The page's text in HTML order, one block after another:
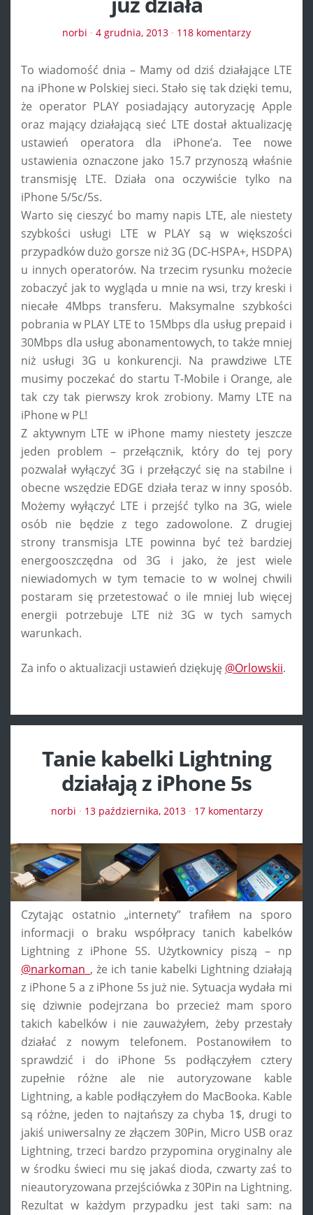
norbi · 4 grudnia, 2013 · 118 komentarzy
To wiadomość dnia – Mamy od dziś działające LTE
na iPhone w Polskiej sieci. Stało się tak dzięki temu,
że operator PLAY posiadający autoryzację Apple
oraz mający działającą sieć LTE dostał aktualizację
ustawień operatora dla iPhone’a. Tee nowe
ustawienia oznaczone jako 15.7 przynoszą właśnie
transmisję LTE. Działa ona oczywiście tylko na
iPhone 5/5c/5s.
Warto się cieszyć bo mamy napis LTE, ale niestety
szybkości usługi LTE w PLAY są w większości
przypadków dużo gorsze niż 3G (DC-HSPA+, HSDPA)
u innych operatorów. Na trzecim rysunku możecie
zobaczyć jak to wygląda u mnie na wsi, trzy kreski i
niecałe 4Mbps transferu. Maksymalne szybkości
pobrania w PLAY LTE to 15Mbps dla usług prepaid i
30Mbps dla usług abonamentowych, to także mniej
niż usługi 3G u konkurencji. Na prawdziwe LTE
musimy poczekać do startu T-Mobile i Orange, ale
tak czy tak pierwszy krok zrobiony. Mamy LTE na
iPhone w PL!
Z aktywnym LTE w iPhone mamy niestety jeszcze
jeden problem – przełącznik, który do tej pory
pozwalał wyłączyć 3G i przełączyć się na stabilne i
obecne wszędzie EDGE działa teraz w inny sposób.
Możemy wyłączyć LTE i przejść tylko na 3G, wiele
osób nie będzie z tego zadowolone. Z drugiej
strony transmisja LTE powinna być też bardziej
energooszczędna od 3G i jako, że jest wiele
niewiadomych w tym temacie to w wolnej chwili
postaram się przetestować o ile mniej lub więcej
energii potrzebuje LTE niż 3G w tych samych
warunkach.
Za info o aktualizacji ustawień dziękuję @Orlowskii.
Tanie kabelki Lightning
działają z iPhone 5s
norbi · 13 października, 2013· 17 komentarzy
Czytając ostatnio „internety” trafiłem na sporo
informacji o braku współpracy tanich kabelków
Lightning z iPhone 5S. Użytkownicy piszą – np
@narkoman_ , że ich tanie kabelki Lightning działają
z iPhone 5 a z iPhone 5s już nie. Sytuacja wydała mi
się dziwnie podejrzana bo przecież mam sporo
takich kabelków i nie zauważyłem, żeby przestały
działać z nowym telefonem. Postanowiłem to
sprawdzić i do iPhone 5s podłączyłem cztery
zupełnie różne ale nie autoryzowane kable
Lightning, a kable podłączyłem do MacBooka. Kable
są różne, jeden to najtańszy za chyba 1$, drugi to
jakiś uniwersalny ze złączem 30Pin, Micro USB oraz
Lightning, trzeci bardzo przypomina oryginalny ale
w środku świeci mu się jakaś dioda, czwarty zaś to
nieautoryzowana przejściówka z 30Pin na Lightning.
Rezultat w każdym przypadku jest taki sam: na